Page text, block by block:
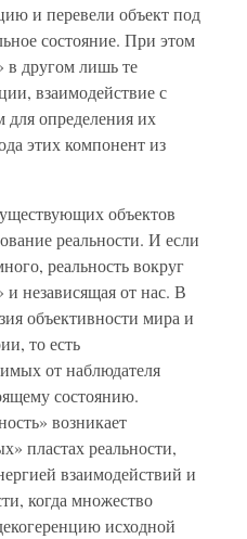
и перевели объект под
состояние. При этом
в другом лишь те
взаимодействие с
определения их
этих компонент из
объектов
реальности. И если
реальность вокруг
и независящая от нас. В
объективности мира и
то есть
от наблюдателя
состоянию.
возникает
пластах реальности,
взаимодействий и
когда множество
исходной